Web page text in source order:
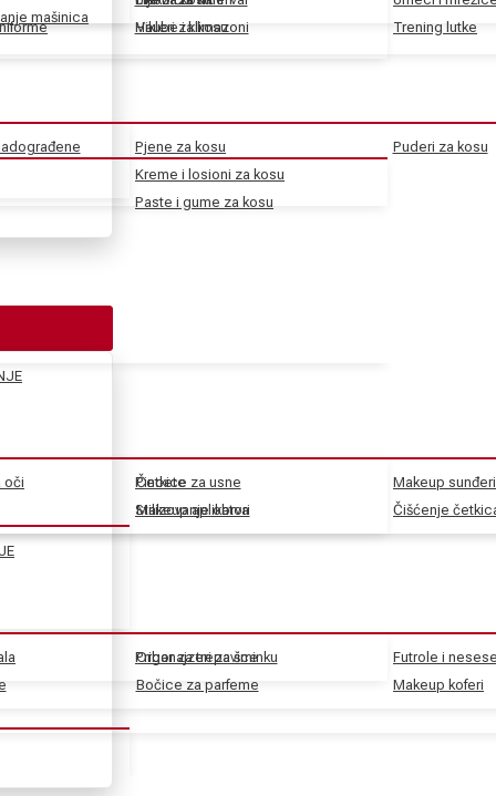
mašinica
Haube i klimazoni
Pjene za kosu
Kreme i losioni za kosu
Paste i gume za kosu
Puderi za kosu
Vikleri za kosu
Trening lutke
oči
Pincete
Stilizovanje obrva
Pribor za trepavice
Četkice za usne
Makeup aplikatori
Makeup sunđeri
Čišćenje
Organajzeri za šminku
Bočice za parfeme
Futrole i
Makeup koferi